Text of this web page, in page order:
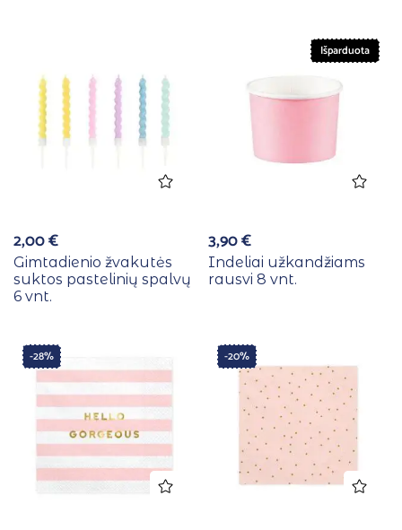
2,00€
Gimtadienio žvakutės
suktos pastelinių spalvų
6 vnt.
Išparduota
3,90€
Indeliai užkandžiams
rausvi 8 vnt.
-28% -20%